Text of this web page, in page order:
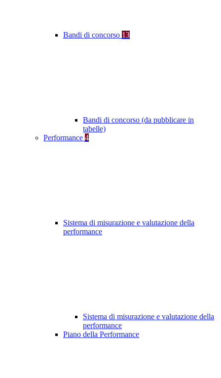
Bandi di concorso 13
Bandi di concorso (da pubblicare in
tabelle)
Performance 4
Sistema di misurazione e valutazione della
performance
Sistema di misurazione e valutazione della
performance
Piano della Performance